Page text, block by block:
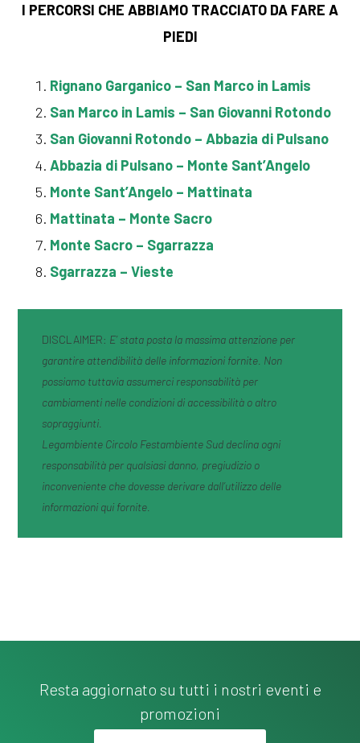
I PERCORSI CHE ABBIAMO TRACCIATO DA FARE A
PIEDI
Rignano Garganico – San Marco in Lamis
San Marco in Lamis – San Giovanni Rotondo
San Giovanni Rotondo – Abbazia di Pulsano
Abbazia di Pulsano – Monte Sant’Angelo
Monte Sant’Angelo – Mattinata
Mattinata – Monte Sacro
Monte Sacro – Sgarrazza
Sgarrazza – Vieste
DISCLAIMER: E’ stata posta la massima attenzione per
garantire attendibilità delle informazioni fornite. Non
possiamo tuttavia assumerci responsabilità per
cambiamenti nelle condizioni di accessibilità o altro
sopraggiunti.
Legambiente Circolo Festambiente Sud declina ogni
responsabilità per qualsiasi danno, pregiudizio o
inconveniente che dovesse derivare dall’utilizzo delle
informazioni qui fornite.
Resta aggiornato su tutti i nostri eventi e
promozioni